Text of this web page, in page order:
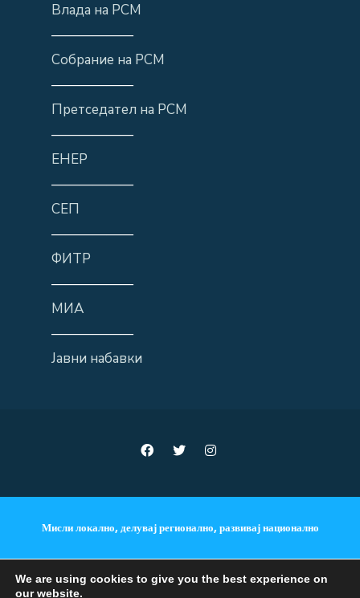
Влада на РСМ
——————
Собрание на РСМ
——————
Претседател на РСМ
——————
ЕНЕР
——————
СЕП
——————
ФИТР
——————
МИА
——————
Јавни набавки
Мисли локално, делувај регионално, развивај национално
We are using cookies to give you the best experience on
our website.